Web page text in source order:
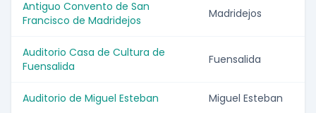
Antiguo Convento de San
Francisco de Madridejos
Madridejos
Auditorio Casa de Cultura de
Fuensalida
Fuensalida
Auditorio de Miguel Esteban Miguel Esteban